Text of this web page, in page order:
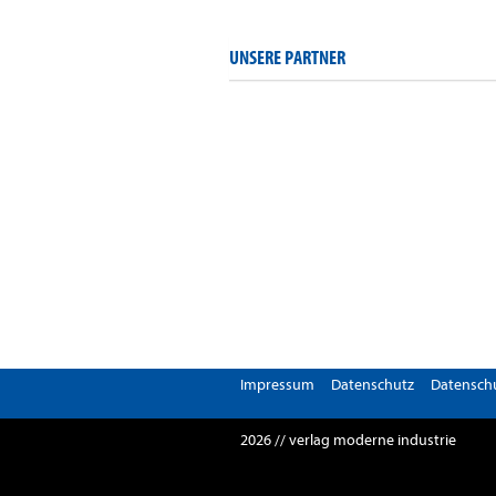
UNSERE PARTNER
Impressum Datenschutz
2026 // verlag moderne industrie